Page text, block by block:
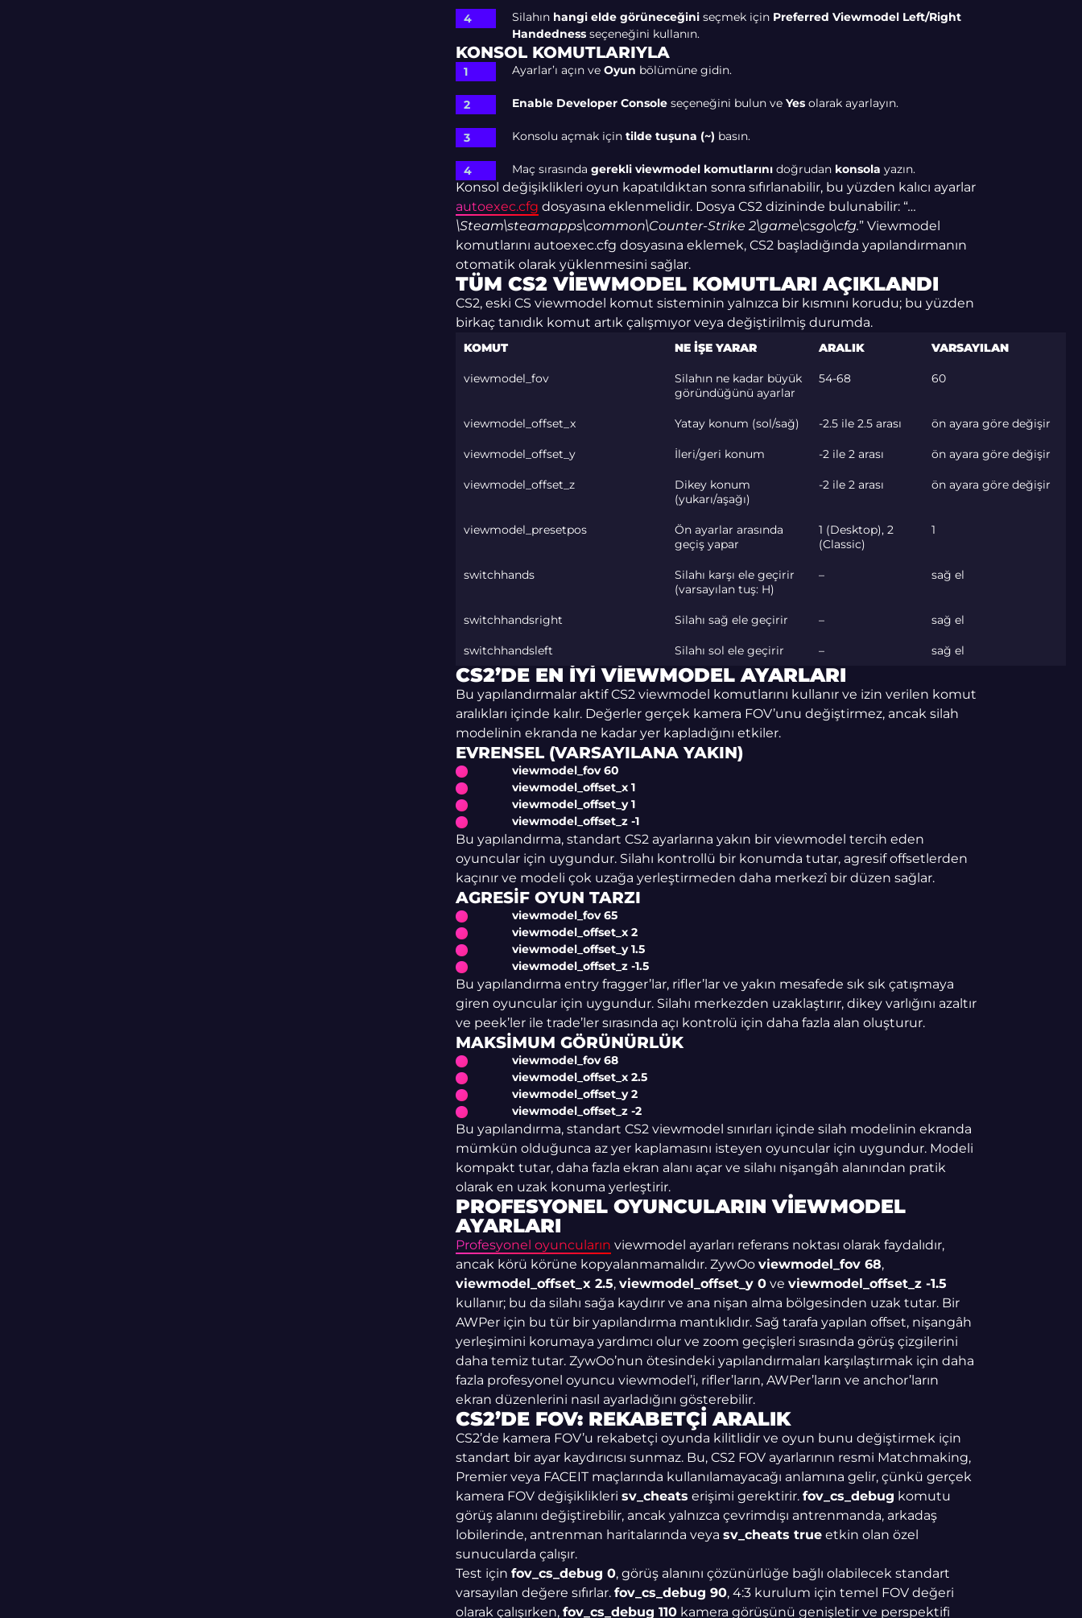
Silahın hangi elde görüneceğiniseçmek için Preferred Viewmodel Left/Right
Handednessseçeneğini kullanın.
KONSOL KOMUTLARIYLA
Ayarlar’ı açın ve Oyun bölümüne gidin.
Enable Developer Consoleseçeneğini bulun ve Yesolarak ayarlayın.
Konsolu açmak için tilde tuşuna (~) basın.
Maç sırasında gerekli viewmodel komutlarınıdoğrudan konsola yazın.
Konsol değişiklikleri oyun kapatıldıktan sonra sıfırlanabilir, bu yüzden kalıcı ayarlar
autoexec.cfg dosyasına eklenmelidir. Dosya CS2 dizininde bulunabilir: “…
\Steam\steamapps\common\Counter-Strike 2\game\csgo\cfg.” Viewmodel
komutlarını autoexec.cfg dosyasına eklemek, CS2 başladığında yapılandırmanın
otomatik olarak yüklenmesini sağlar.
TÜM CS2 VIEWMODEL KOMUTLARI AÇIKLANDI
CS2, eski CS viewmodel komut sisteminin yalnızca bir kısmını korudu; bu yüzden
birkaç tanıdık komut artık çalışmıyor veya değiştirilmiş durumda.
KOMUT NE IŞE YARAR ARALIK VARSAYILAN
viewmodel_fov
Silahın ne kadar büyük
göründüğünü ayarlar
54-68 60
viewmodel_offset_x Yatay konum (sol/sağ) -2.5 ile 2.5 arası ön ayara göre değişir
viewmodel_offset_y İleri/geri konum -2 ile 2 arası ön ayara göre değişir
viewmodel_offset_z
Dikey konum
(yukarı/aşağı)
-2 ile 2 arası ön ayara göre değişir
viewmodel_presetpos
Ön ayarlar arasında
geçiş yapar
1 (Desktop), 2
(Classic)
1
switchhands
Silahı karşı ele geçirir
(varsayılan tuş: H)
– sağ el
switchhandsright Silahı sağ ele geçirir – sağ el
switchhandsleft Silahı sol ele geçirir – sağ el
CS2’DE EN İYI VIEWMODEL AYARLARI
Bu yapılandırmalar aktif CS2 viewmodel komutlarını kullanır ve izin verilen komut
aralıkları içinde kalır. Değerler gerçek kamera FOV’unu değiştirmez, ancak silah
modelinin ekranda ne kadar yer kapladığını etkiler.
EVRENSEL (VARSAYILANA YAKIN)
viewmodel_fov 60
viewmodel_offset_x 1
viewmodel_offset_y 1
viewmodel_offset_z -1
Bu yapılandırma, standart CS2 ayarlarına yakın bir viewmodel tercih eden
oyuncular için uygundur. Silahı kontrollü bir konumda tutar, agresif offsetlerden
kaçınır ve modeli çok uzağa yerleştirmeden daha merkezî bir düzen sağlar.
AGRESIF OYUN TARZI
viewmodel_fov 65
viewmodel_offset_x 2
viewmodel_offset_y 1.5
viewmodel_offset_z -1.5
Bu yapılandırma entry fragger’lar, rifler’lar ve yakın mesafede sık sık çatışmaya
giren oyuncular için uygundur. Silahı merkezden uzaklaştırır, dikey varlığını azaltır
ve peek’ler ile trade’ler sırasında açı kontrolü için daha fazla alan oluşturur.
MAKSIMUM GÖRÜNÜRLÜK
viewmodel_fov 68
viewmodel_offset_x 2.5
viewmodel_offset_y 2
viewmodel_offset_z -2
Bu yapılandırma, standart CS2 viewmodel sınırları içinde silah modelinin ekranda
mümkün olduğunca az yer kaplamasını isteyen oyuncular için uygundur. Modeli
kompakt tutar, daha fazla ekran alanı açar ve silahı nişangâh alanından pratik
olarak en uzak konuma yerleştirir.
PROFESYONEL OYUNCULARIN VIEWMODEL
AYARLARI
Profesyonel oyuncuların viewmodel ayarları referans noktası olarak faydalıdır,
ancak körü körüne kopyalanmamalıdır. ZywOo viewmodel_fov 68,
viewmodel_offset_x 2.5, viewmodel_offset_y 0ve viewmodel_offset_z -1.5
kullanır; bu da silahı sağa kaydırır ve ana nişan alma bölgesinden uzak tutar. Bir
AWPer için bu tür bir yapılandırma mantıklıdır. Sağ tarafa yapılan offset, nişangâh
yerleşimini korumaya yardımcı olur ve zoom geçişleri sırasında görüş çizgilerini
daha temiz tutar. ZywOo’nun ötesindeki yapılandırmaları karşılaştırmak için daha
fazla profesyonel oyuncu viewmodel’i, rifler’ların, AWPer’ların ve anchor’ların
ekran düzenlerini nasıl ayarladığını gösterebilir.
CS2’DE FOV: REKABETÇI ARALIK
CS2’de kamera FOV’u rekabetçi oyunda kilitlidir ve oyun bunu değiştirmek için
standart bir ayar kaydırıcısı sunmaz. Bu, CS2 FOV ayarlarının resmi Matchmaking,
Premier veya FACEIT maçlarında kullanılamayacağı anlamına gelir, çünkü gerçek
kamera FOV değişiklikleri sv_cheats erişimi gerektirir. fov_cs_debug komutu
görüş alanını değiştirebilir, ancak yalnızca çevrimdışı antrenmanda, arkadaş
lobilerinde, antrenman haritalarında veya sv_cheats trueetkin olan özel
sunucularda çalışır.
Test için fov_cs_debug 0, görüş alanını çözünürlüğe bağlı olabilecek standart
varsayılan değere sıfırlar. fov_cs_debug 90, 4:3 kurulum için temel FOV değeri
olarak çalışırken, fov_cs_debug 110kamera görüşünü genişletir ve perspektifi